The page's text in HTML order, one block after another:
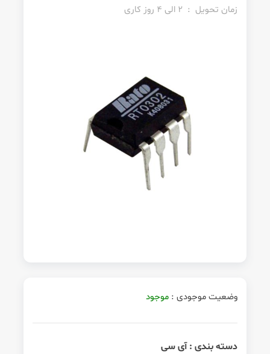
زمان تحویل : 2 الی 4 روز کاری
وضعیت موجودی : موجود
دسته بندی :آی سی